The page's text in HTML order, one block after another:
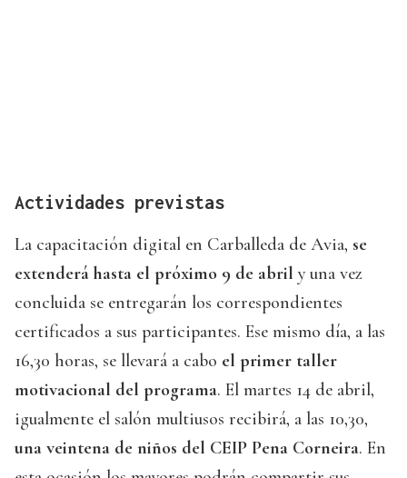
Actividades previstas
La capacitación digital en Carballeda de Avia, se
extenderá hasta el próximo 9 de abril y una vez
concluida se entregarán los correspondientes
certificados a sus participantes. Ese mismo día, a las
16,30 horas, se llevará a cabo el primer taller
motivacional del programa. El martes 14 de abril,
igualmente el salón multiusos recibirá, a las 10,30,
una veintena de niños del CEIP Pena Corneira. En